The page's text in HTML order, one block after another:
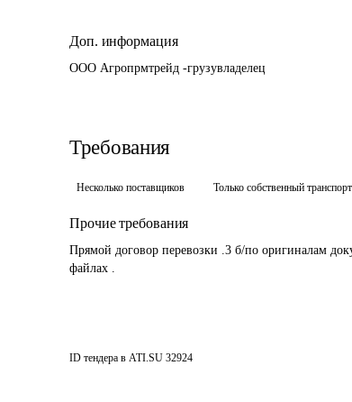
Доп. информация
ООО Агропрмтрейд -грузувладелец
Требования
Несколько поставщиков Только собственный транспорт
Прочие требования
Прямой договор перевозки .3 б/по оригиналам
файлах .
ID тендера в ATI.SU 32924